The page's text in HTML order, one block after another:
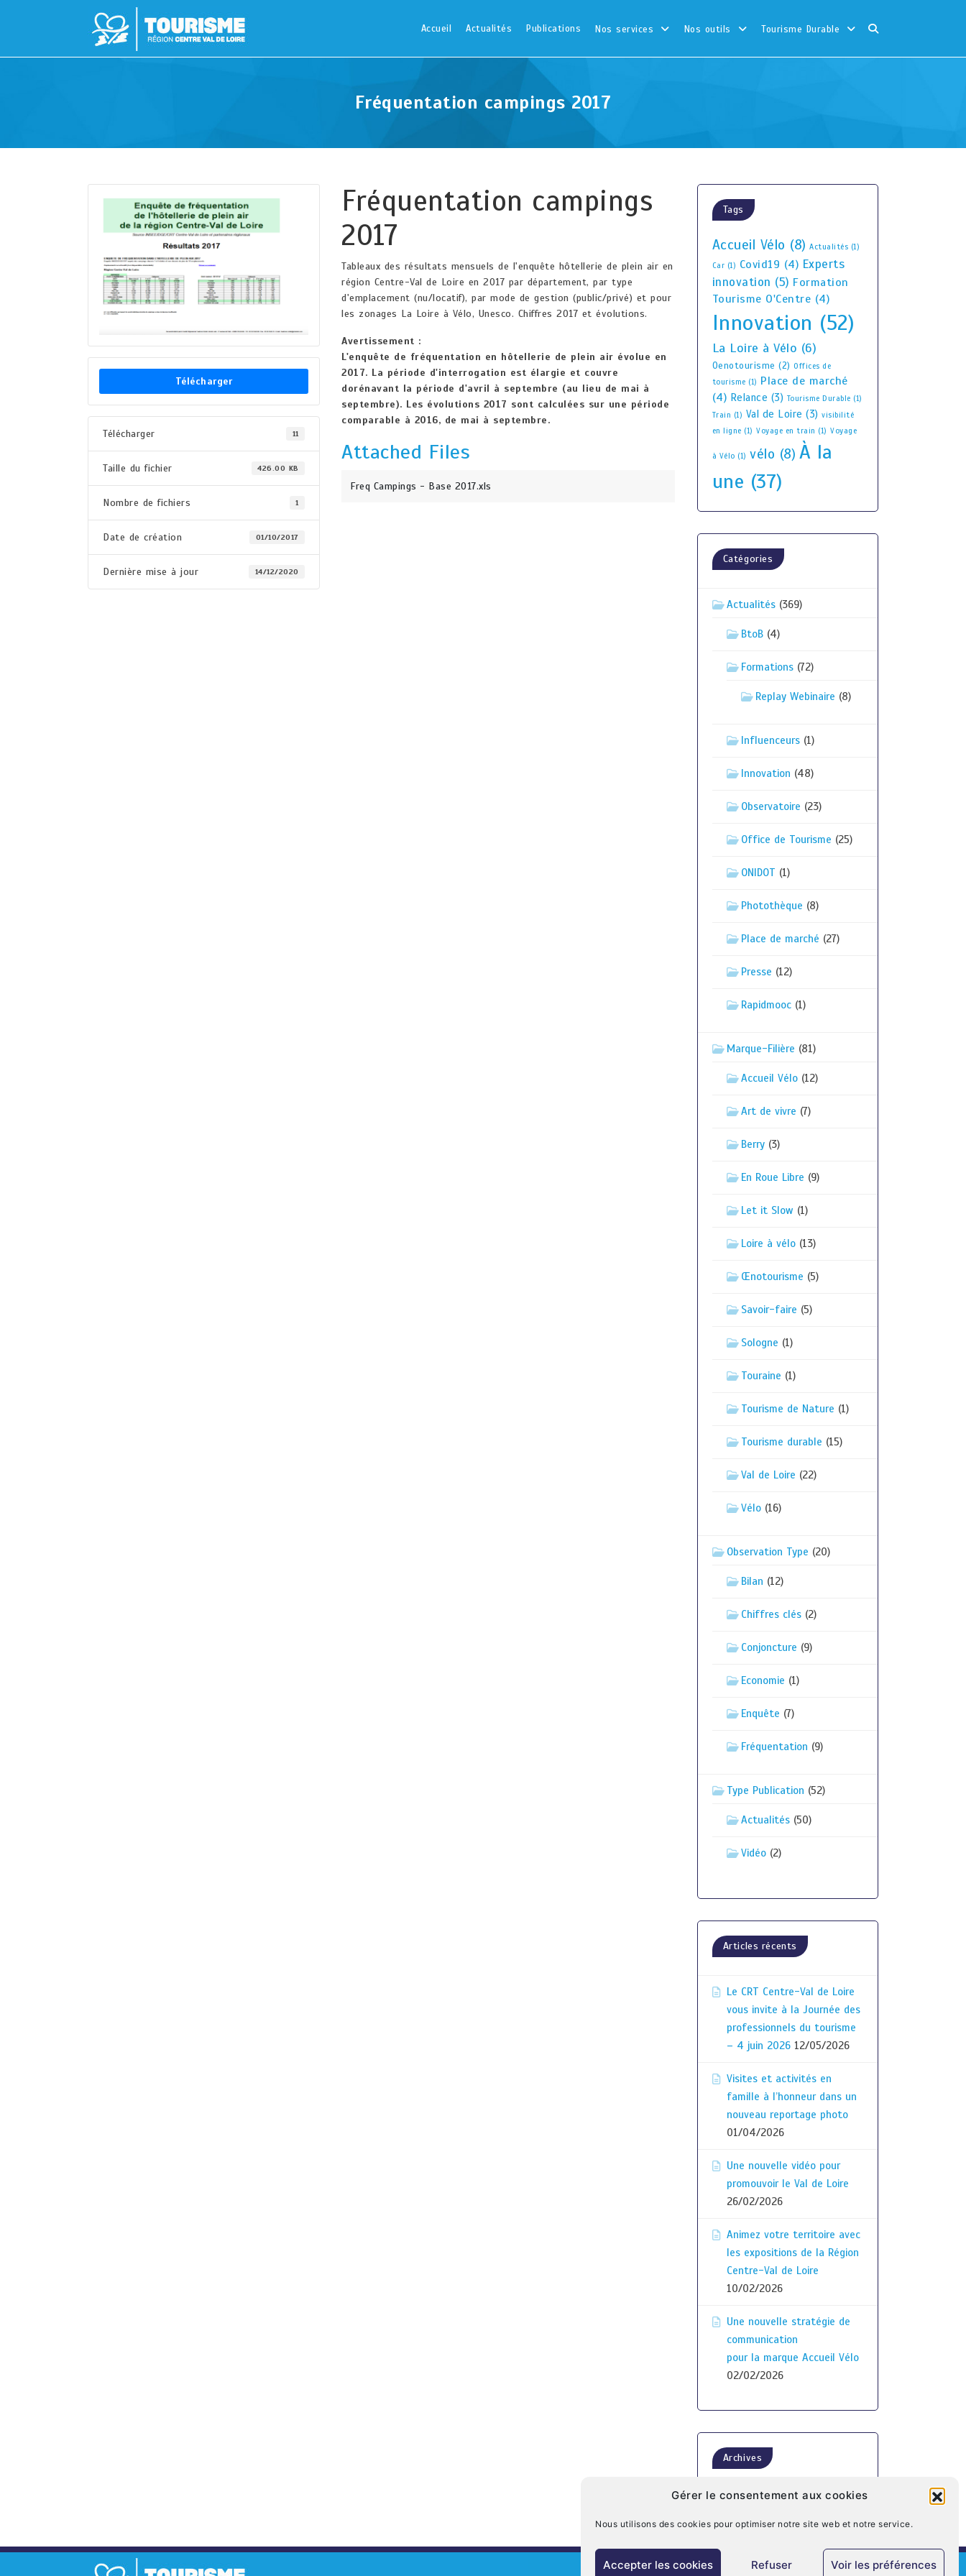
Gérer le consentement aux cookies
Nous utilisons des cookies pour optimiser notre site web et notre service.
Accepter les cookies Refuser Voir les préférences
Accueil Actualités Publications Nos services Nos outils Tourisme Durable
Fréquentation campings 2017
Télécharger
Télécharger 11
Taille du fichier 426.00 KB
Nombre de fichiers 1
Date de création 01/10/2017
Dernière mise à jour 14/12/2020
Fréquentation campings
2017
Tableaux des résultats mensuels de l'enquête hôtellerie de plein air en
région Centre-Val de Loire en 2017 par département, par type
d'emplacement (nu/locatif), par mode de gestion (public/privé) et pour
les zonages La Loire à Vélo, Unesco. Chiffres 2017 et évolutions.
Avertissement :
L'enquête de fréquentation en hôtellerie de plein air évolue en
2017. La période d'interrogation est élargie et couvre
dorénavant la période d'avril à septembre (au lieu de mai à
septembre). Les évolutions 2017 sont calculées sur une période
comparable à 2016, de mai à septembre.
Attached Files
Freq Campings - Base 2017.xls
Tags
Accueil Vélo (8) Actualités (1)
Car (1) Covid19 (4) Experts
innovation (5) Formation
Tourisme O'Centre (4)
Innovation (52)
La Loire à Vélo (6)
Oenotourisme (2) Offices de
tourisme (1) Place de marché
(4) Relance (3) Tourisme Durable (1)
Train (1) Val de Loire (3) visibilité
en ligne (1) Voyage en train (1) Voyage
à Vélo (1) vélo (8) À la
une (37)
Catégories
Actualités(369)
BtoB(4)
Formations(72)
Replay Webinaire (8)
Influenceurs(1)
Innovation (48)
Observatoire (23)
Office de Tourisme (25)
ONIDOT (1)
Photothèque (8)
Place de marché (27)
Presse (12)
Rapidmooc(1)
Marque-Filière (81)
Accueil Vélo(12)
Art de vivre (7)
Berry(3)
En Roue Libre (9)
Let it Slow (1)
Loire à vélo(13)
Œnotourisme (5)
Savoir-faire (5)
Sologne (1)
Touraine (1)
Tourisme de Nature (1)
Tourisme durable (15)
Val de Loire (22)
Vélo(16)
Observation Type (20)
Bilan (12)
Chiffres clés(2)
Conjoncture (9)
Economie (1)
Enquête (7)
Fréquentation (9)
Type Publication (52)
Actualités(50)
Vidéo(2)
Articles récents
Le CRT Centre-Val de Loire
vous invite à la Journée des
professionnels du tourisme
– 4 juin 2026 12/05/2026
Visites et activités en
famille à l’honneur dans un
nouveau reportage photo
01/04/2026
Une nouvelle vidéo pour
promouvoir le Val de Loire
26/02/2026
Animez votre territoire avec
les expositions de la Région
Centre-Val de Loire
10/02/2026
Une nouvelle stratégie de
communication
pour la marque Accueil Vélo
02/02/2026
Archives